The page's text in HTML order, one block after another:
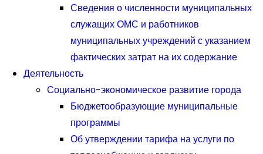
Сведения о численности муниципальных
служащих ОМС и работников
муниципальных учреждений с указанием
фактических затрат на их содержание
Деятельность
Социально-экономическое развитие города
Бюджетообразующие муниципальные
программы
Об утверждении тарифа на услуги по